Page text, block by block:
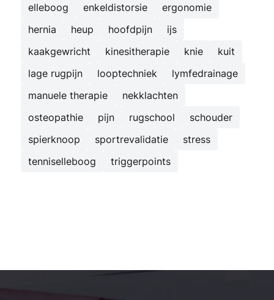
elleboog
enkeldistorsie
ergonomie
hernia
heup hoofdpijn
ijs
kaakgewricht
kinesitherapie knie
kuit
lage rugpijn
looptechniek
lymfedrainage
manuele therapie
nekklachten
osteopathie
pijn rugschool
schouder
spierknoop
sportrevalidatie
stress
tenniselleboog
triggerpoints